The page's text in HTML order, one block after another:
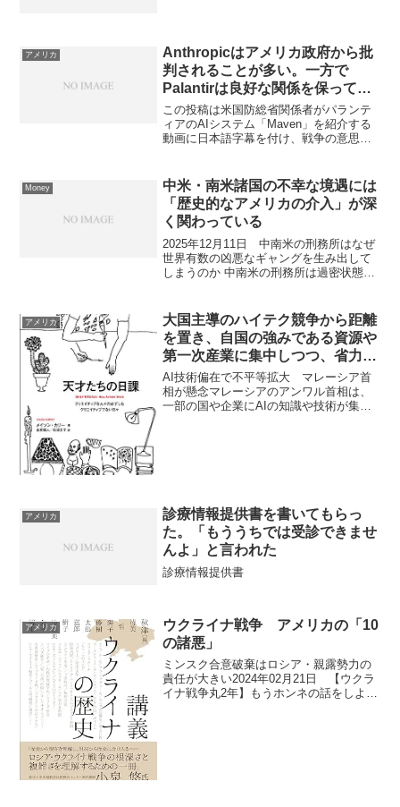
1．物量・資源の差は確か...
アメリカ
Anthropicはアメリカ政府から批
判されることが多い。一方で
Palantirは良好な関係を保ってい
るように見える
この投稿は米国防総省関係者がパランテ
ィアのAIシステム「Maven」を紹介する
動画に日本語字幕を付け、戦争の意思決
標的検知、データ統合、多角分析を単一
システムで...
Money
中米・南米諸国の不幸な境遇には
「歴史的なアメリカの介入」が深
く関わっている
2025年12月11日 中南米の刑務所はなぜ
世界有数の凶悪なギャングを生み出して
しまうのか 中南米の刑務所は過密状態で
する温床となっている。​主な理由 刑務所
の収容率が...
アメリカ
大国主導のハイテク競争から距離
を置き、自国の強みである資源や
第一次産業に集中しつつ、省力化
と人口管理によって持続可能な国
家を目指す現実的で長期的な生存
戦略
AI技術偏在で不平等拡大 マレーシア首
相が懸念マレーシアのアンワル首相は、
一部の国や企業にAIの知識や技術が集中
アメリカ
診療情報提供書を書いてもらっ
た。「もううちでは受診できませ
んよ」と言われた
診療情報提供書
アメリカ
ウクライナ戦争 アメリカの「10
の諸悪」
ミンスク合意破棄はロシア・親露勢力の
責任が大きい2024年02月21日 【ウクラ
イナ戦争丸2年】もうホンネの話をしよう